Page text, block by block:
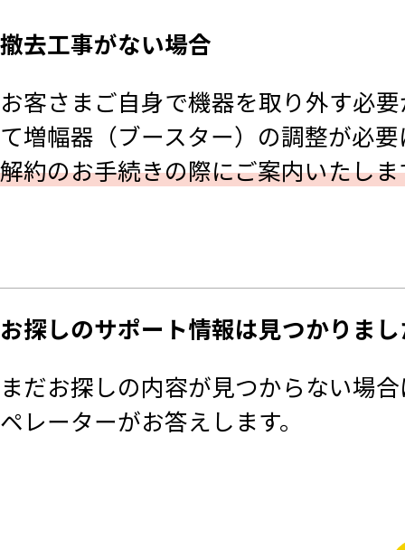
撤去工事がない場合
お客さまご自身で機器を取り外す必
て増幅器（ブースター）の調整が必
解約のお手続きの際にご案内いたしま
お探しのサポート情報は見つかりま
まだお探しの内容が見つからない場
ペレーターがお答えします。